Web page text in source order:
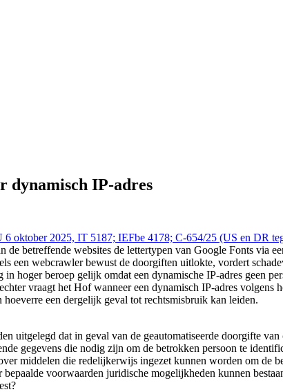
dynamisch IP-adres
6 oktober 2025, IT 5187; IEFbe 4178; C-654/25 (US en DR
betreffende websites de lettertypen van Google Fonts via
een webcrawler bewust de doorgiften uitlokte, vordert
hoger beroep gelijk omdat een dynamische IP-adres geen
vraagt het Hof wanneer een dynamisch IP-adres
een dergelijk geval tot rechtsmisbruik kan leiden.
uitgelegd dat in geval van de geautomatiseerde doorgifte
gegevens die nodig zijn om de betrokken persoon te
middelen die redelijkerwijs ingezet kunnen worden om de
voorwaarden juridische mogelijkheden kunnen